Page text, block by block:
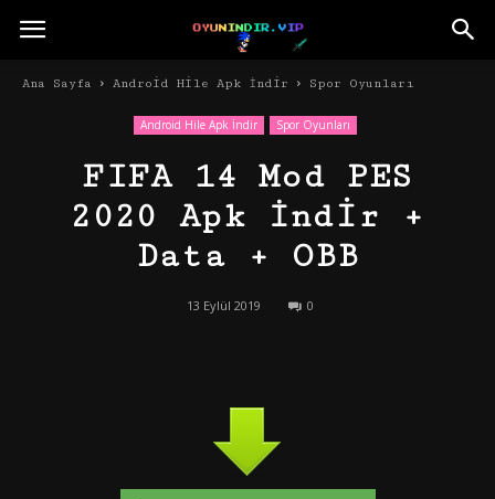
Ana Sayfa Android Hile Apk İndir Spor Oyunları
Android Hile Apk İndir Spor Oyunları
FIFA 14 Mod PES
2020 Apk İndir +
Data + OBB
13 Eylül 2019 0